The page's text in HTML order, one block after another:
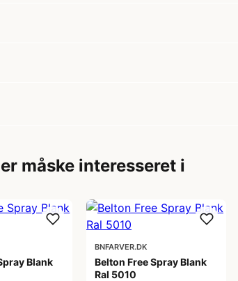
måske interesseret i
Blank
BNFARVER.DK
Belton Free Spray Blank
Ral 5010